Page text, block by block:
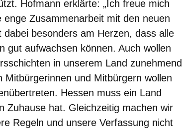
Hofmann erklärte: „Ich freue mich
Zusammenarbeit mit den neuen
besonders am Herzen, dass alle
gut aufwachsen können. Auch wollen
in unserem Land zunehmend
und Mitbürgern wollen
Hessen muss ein Land
Zuhause hat. Gleichzeitig machen wir
Regeln und unsere Verfassung nicht